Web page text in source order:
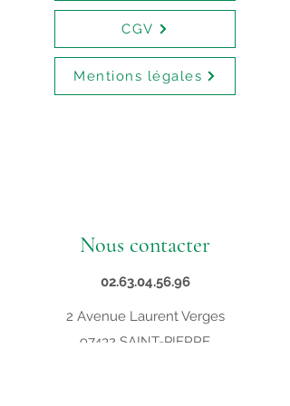
CGV
Mentions légales
Nous contacter
02.63.04.56.96
2 Avenue Laurent Verges
97432 SAINT-PIERRE